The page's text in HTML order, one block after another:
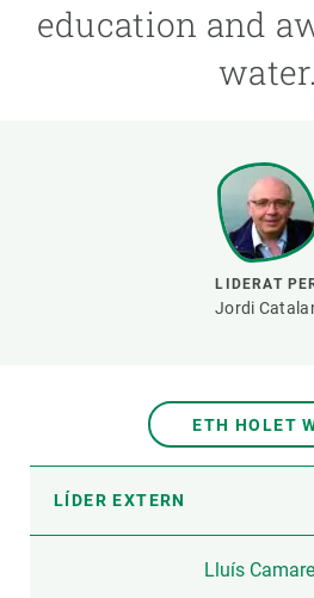
education and
water.
LIDERAT
Jordi
ETH HOLET
LÍDER EXTERN
Lluís